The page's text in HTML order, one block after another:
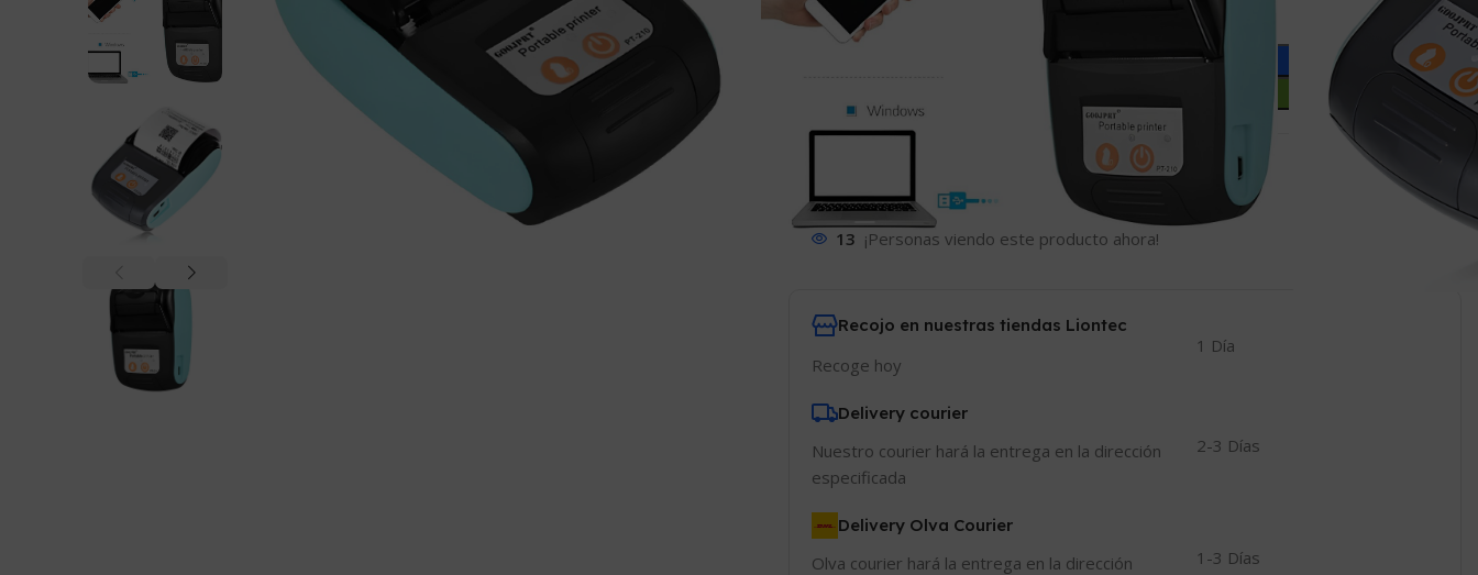
Añadir Al Carrito
Añadir a la lista de deseos Compartir:
13 ¡Personas viendo este producto ahora!
Recojo en nuestras tiendas Liontec
Recoge hoy
1 Día
Delivery courier
Nuestro courier hará la entrega en la dirección
especificada
2-3 Días
Delivery Olva Courier
Olva courier hará la entrega en la dirección
1-3 Días